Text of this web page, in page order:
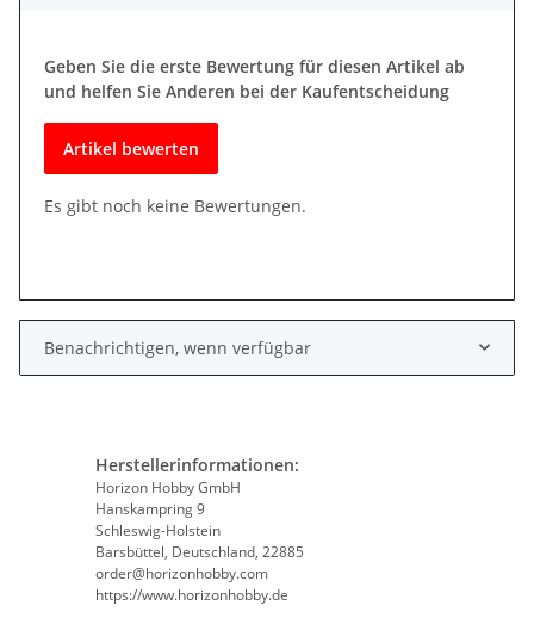
Geben Sie die erste Bewertung für diesen Artikel ab
und helfen Sie Anderen bei der Kaufentscheidung
Artikel bewerten
Es gibt noch keine Bewertungen.
Benachrichtigen, wenn verfügbar
Herstellerinformationen:
Horizon Hobby GmbH
Hanskampring 9
Schleswig-Holstein
Barsbüttel, Deutschland, 22885
order@horizonhobby.com
https://www.horizonhobby.de